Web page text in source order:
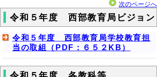
次のページへ
令和５年度 西部教育局ビジョン
令和５年度 西部教育局学校教育担
当の取組（PDF：６５２KB）